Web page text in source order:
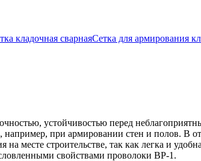
кладочная сварнаяСетка для армирования
устойчивостью перед
например, при армировании стен и полов. В
месте строительстве, так как легка и
свойствами проволоки ВР-1.